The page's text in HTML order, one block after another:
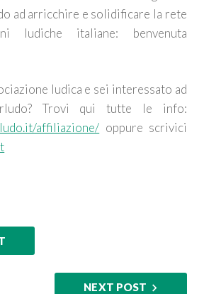
ad arricchire e solidificare la rete
ludiche italiane: benvenuta
ludica e sei interessato ad
Trovi qui tutte le info:
affiliazione/ oppure scrivici
NEXT POST